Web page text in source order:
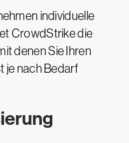
individuelle
CrowdStrike die
denen Sie Ihren
je nach Bedarf